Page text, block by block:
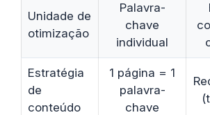
Unidade de
otimização
Palavra-
chave
individual
Estratégia
de
conteúdo
1 página = 1
palavra-
chave